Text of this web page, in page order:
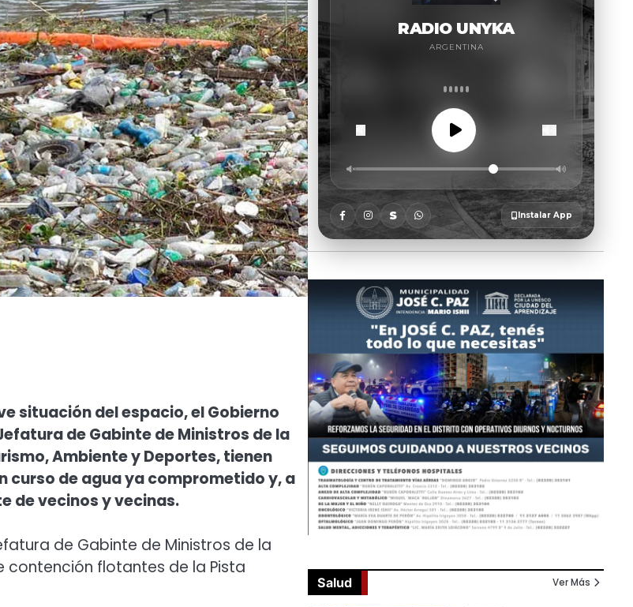
situación del espacio, el Gobierno
de Gabinte de Ministros de la
Ambiente y Deportes, tienen
curso de agua ya comprometido y, a
de vecinos y vecinas.
de Gabinte de Ministros de la
contención flotantes de la Pista
Salud Ver Más